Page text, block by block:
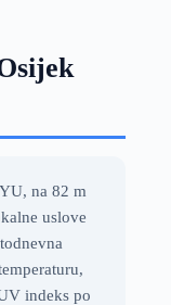
na 82 m
uslove
indeks po